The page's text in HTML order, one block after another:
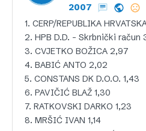
2007
1. CERP/REPUBLIKA
2. HPB D.D. – Skrbnički račun
3. CVJETKO BOŽICA 2,97
4. BABIĆ ANTO 2,02
5. CONSTANS DK D.O.O. 1,43
6. PAVIČIĆ BLAŽ 1,30
7. RATKOVSKI DARKO 1,23
8. MRŠIĆ IVAN 1,14